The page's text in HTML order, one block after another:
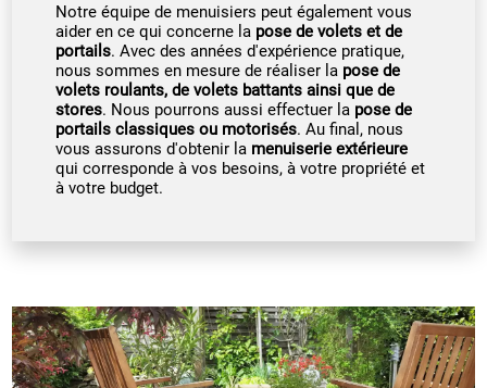
Notre équipe de menuisiers peut également vous
aider en ce qui concerne la pose de volets et de
portails. Avec des années d'expérience pratique,
nous sommes en mesure de réaliser la pose de
volets roulants, de volets battants ainsi que de
stores. Nous pourrons aussi effectuer la pose de
portails classiques ou motorisés. Au final, nous
vous assurons d'obtenir la menuiserie extérieure
qui corresponde à vos besoins, à votre propriété et
à votre budget.